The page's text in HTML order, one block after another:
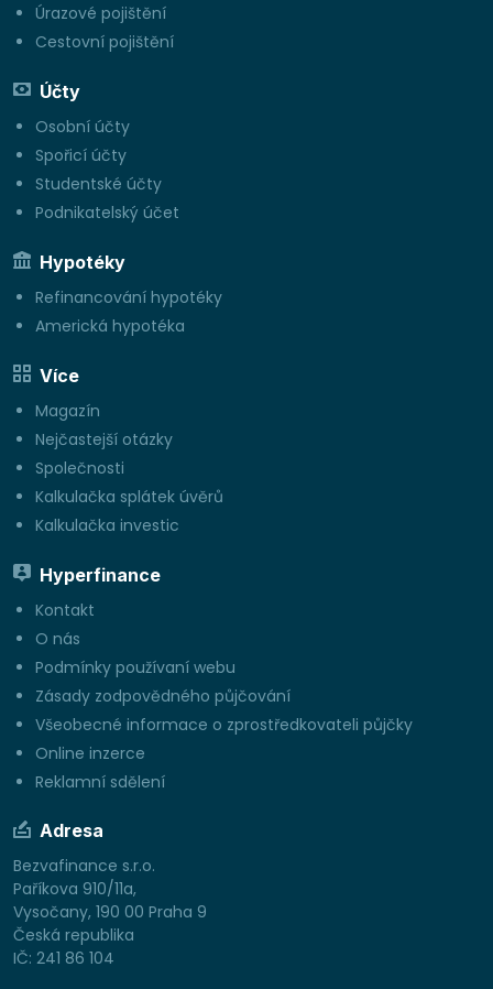
Úrazové pojištění
Cestovní pojištění
Účty
Osobní účty
Spořicí účty
Studentské účty
Podnikatelský účet
Hypotéky
Refinancování hypotéky
Americká hypotéka
Více
Magazín
Nejčastejší otázky
Společnosti
Kalkulačka splátek úvěrů
Kalkulačka investic
Hyperfinance
Kontakt
O nás
Podmínky používaní webu
Zásady zodpovědného půjčování
Všeobecné informace o zprostředkovateli půjčky
Online inzerce
Reklamní sdělení
Adresa
Bezvafinance s.r.o.
Paříkova 910/11a,
Vysočany, 190 00 Praha 9
Česká republika
IČ: 241 86 104